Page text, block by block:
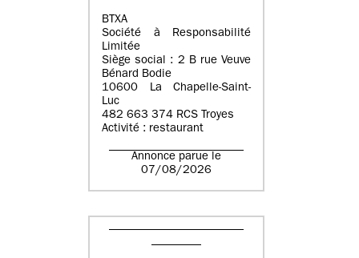
BTXA
Société à Responsabilité
Limitée
Siège social : 2 B rue Veuve
Bénard Bodie
10600 La Chapelle-Saint-
Luc
482 663 374 RCS Troyes
Activité : restaurant
Annonce parue le
07/08/2026